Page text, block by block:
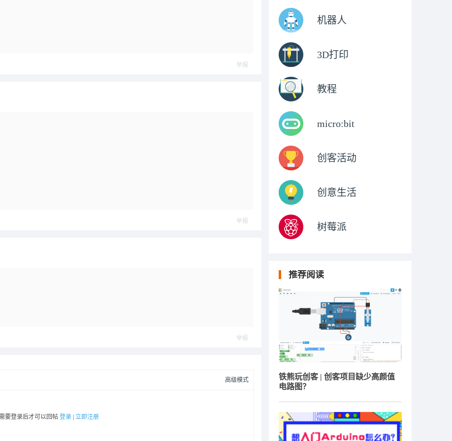
举报
举报
举报
高级模式
要登录后才可以回帖 登录 立即注册
机器人
3D打印
教程
micro:bit
创客活动
创意生活
树莓派
推荐阅读
铁熊玩创客 | 创客项目缺少高颜值
电路图？